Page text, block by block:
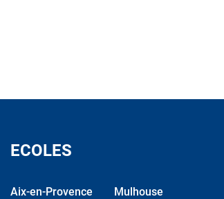
ECOLES
Aix-en-Provence
Mulhouse